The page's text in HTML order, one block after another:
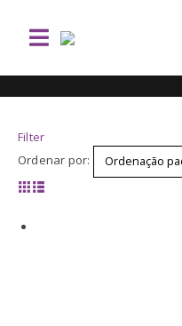
Filter
Ordenar por: